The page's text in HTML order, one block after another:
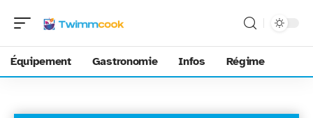
Équipement Gastronomie Infos Régime